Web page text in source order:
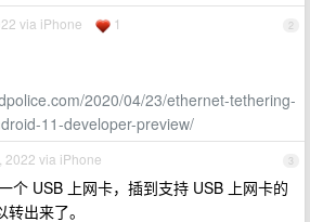
2
via iPhone 1
2020/04/23/ethernet-tethering-
11-developer-preview/
3
2022 via iPhone
个 USB 上网卡，插到支持 USB 上网卡的
出来了。